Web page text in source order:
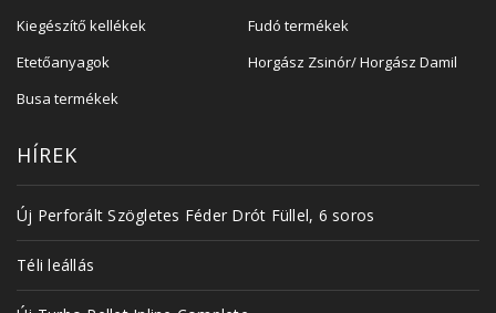
Kiegészítő kellékek
Fudó termékek
Etetőanyagok
Horgász Zsinór/ Horgász Damil
Busa termékek
HÍREK
Új Perforált Szögletes Féder Drót Füllel, 6 soros
Téli leállás